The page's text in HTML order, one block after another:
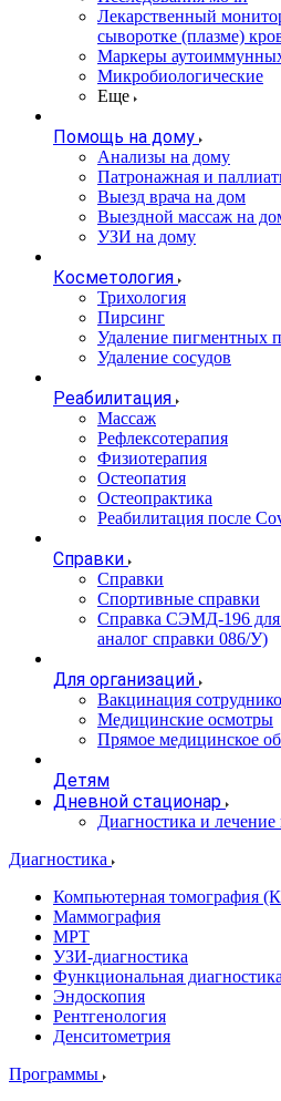
Лекарственный
сыворотке (плазме)
Маркеры
Микробиологические
Еще
Помощь на дому
Анализы на дому
Патронажная и
Выезд врача на дом
Выездной массаж на
УЗИ на дому
Косметология
Трихология
Пирсинг
Удаление пигментных
Удаление сосудов
Реабилитация
Массаж
Рефлексотерапия
Физиотерапия
Остеопатия
Остеопрактика
Реабилитация после
Справки
Справки
Спортивные справки
Справка СЭМД‑196 для
аналог справки 086/У)
Для организаций
Вакцинация
Медицинские осмотры
Прямое медицинское
Детям
Дневной стационар
Диагностика и
Диагностика
Компьютерная томография
Маммография
МРТ
УЗИ-диагностика
Функциональная диагностика
Эндоскопия
Рентгенология
Денситометрия
Программы